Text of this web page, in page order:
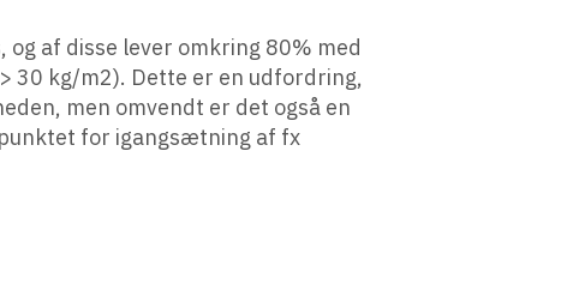
af disse lever omkring 80% med
30 kg/m2). Dette er en udfordring,
men omvendt er det også en
for igangsætning af fx